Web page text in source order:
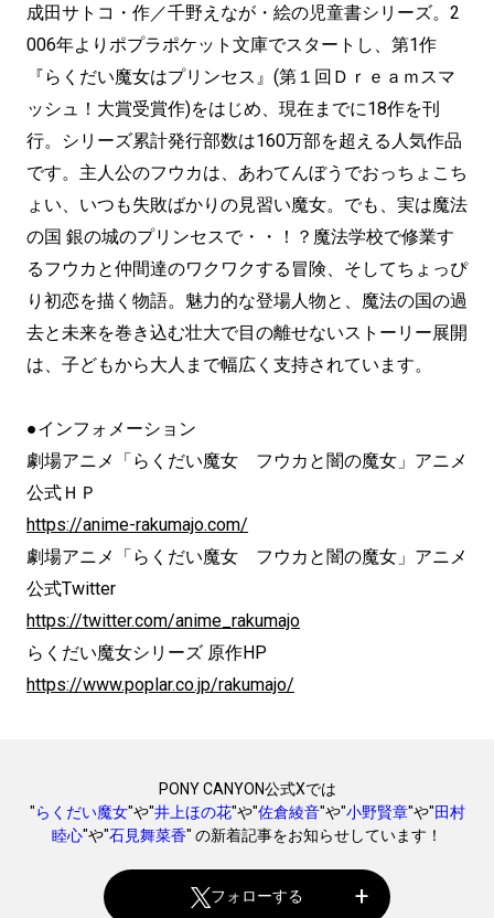
成田サトコ・作／千野えなが・絵の児童書シリーズ。2
006年よりポプラポケット文庫でスタートし、第1作
『らくだい魔女はプリンセス』(第１回Ｄｒｅａｍスマ
ッシュ！大賞受賞作)をはじめ、現在までに18作を刊
行。シリーズ累計発行部数は160万部を超える人気作品
です。主人公のフウカは、あわてんぼうでおっちょこち
ょい、いつも失敗ばかりの見習い魔女。でも、実は魔法
の国 銀の城のプリンセスで・・！？魔法学校で修業す
るフウカと仲間達のワクワクする冒険、そしてちょっぴ
り初恋を描く物語。魅力的な登場人物と、魔法の国の過
去と未来を巻き込む壮大で目の離せないストーリー展開
は、子どもから大人まで幅広く支持されています。
●インフォメーション
劇場アニメ「らくだい魔女 フウカと闇の魔女」アニメ
公式ＨＰ
https://anime-rakumajo.com/
劇場アニメ「らくだい魔女 フウカと闇の魔女」アニメ
公式Twitter
https://twitter.com/anime_rakumajo
らくだい魔女シリーズ 原作HP
https://www.poplar.co.jp/rakumajo/
PONY CANYON公式Xでは
"らくだい魔女"や"井上ほの花"や"佐倉綾音"や"小野賢章"や"田村
睦心"や"石見舞菜香" の新着記事をお知らせしています！
フォローする